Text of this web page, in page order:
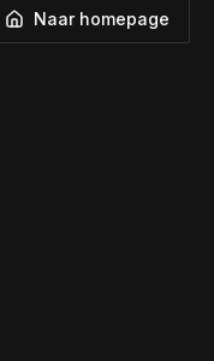
Naar homepage